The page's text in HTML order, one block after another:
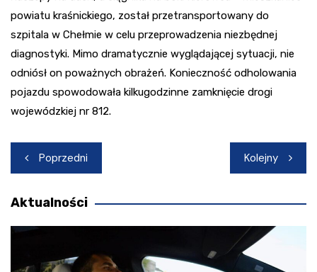
powiatu kraśnickiego, został przetransportowany do
szpitala w Chełmie w celu przeprowadzenia niezbędnej
diagnostyki. Mimo dramatycznie wyglądającej sytuacji, nie
odniósł on poważnych obrażeń. Konieczność odholowania
pojazdu spowodowała kilkugodzinne zamknięcie drogi
wojewódzkiej nr 812.
Nawigacja
wpisu
Poprzedni Kolejny
Aktualności